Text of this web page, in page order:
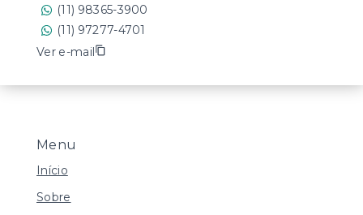
Menu
Início
Sobre
(11) 98365-3900
(11) 97277-4701
Ver e-mail